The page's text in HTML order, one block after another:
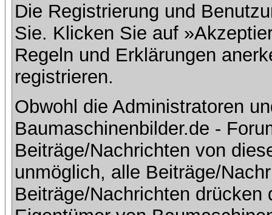
Die Registrierung und
Sie. Klicken Sie auf
Regeln und Erklärungen
registrieren.
Obwohl die Administratoren
Baumaschinenbilder.de -
Beiträge/Nachrichten von
unmöglich, alle Beiträge/
Beiträge/Nachrichten